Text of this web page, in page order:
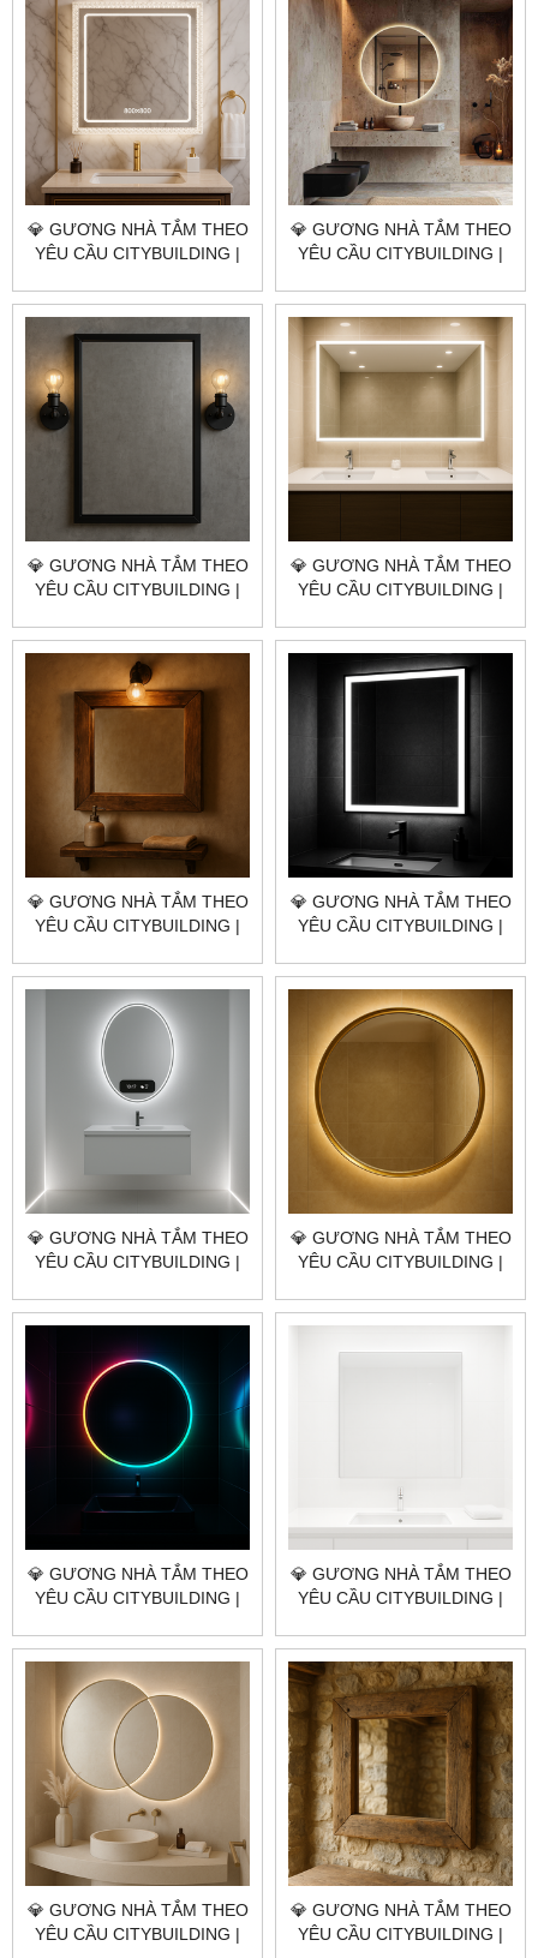
💎 GƯƠNG NHÀ TẮM THEO
YÊU CẦU CITYBUILDING |
GIÁ GƯƠNG NHÀ TẮM XÃ
💎 GƯƠNG NHÀ TẮM THEO
YÊU CẦU CITYBUILDING |
GIÁ GƯƠNG NHÀ TẮM XÃ
BÀU LÂM TP.HCM
💎 GƯƠNG NHÀ TẮM THEO
YÊU CẦU CITYBUILDING |
GIÁ GƯƠNG NHÀ TẮM XÃ
HOÀ HỘI TP.HCM
💎 GƯƠNG NHÀ TẮM THEO
YÊU CẦU CITYBUILDING |
GIÁ GƯƠNG NHÀ TẮM XÃ
XUYÊN MỘC TP.HCM
💎 GƯƠNG NHÀ TẮM THEO
YÊU CẦU CITYBUILDING |
GIÁ GƯƠNG NHÀ TẮM XÃ
HỒ TRÀM TP.HCM
💎 GƯƠNG NHÀ TẮM THEO
YÊU CẦU CITYBUILDING |
GIÁ GƯƠNG NHÀ TẮM XÃ
NGHĨA THÀNH TP.HCM
💎 GƯƠNG NHÀ TẮM THEO
YÊU CẦU CITYBUILDING |
GIÁ GƯƠNG NHÀ TẮM XÃ
💎 GƯƠNG NHÀ TẮM THEO
YÊU CẦU CITYBUILDING |
GIÁ GƯƠNG NHÀ TẮM XÃ
💎 GƯƠNG NHÀ TẮM THEO
YÊU CẦU CITYBUILDING |
GIÁ GƯƠNG NHÀ TẮM XÃ
KIM LONG TP.HCM
💎 GƯƠNG NHÀ TẮM THEO
YÊU CẦU CITYBUILDING |
GIÁ GƯƠNG NHÀ TẮM XÃ
BÌNH GIÃ TP.HCM
💎 GƯƠNG NHÀ TẮM THEO
YÊU CẦU CITYBUILDING |
💎 GƯƠNG NHÀ TẮM THEO
YÊU CẦU CITYBUILDING |